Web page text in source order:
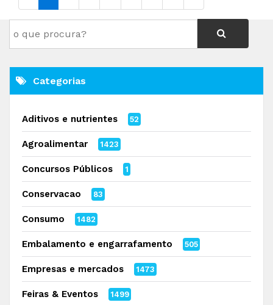
Categorias
Aditivos e nutrientes 52
Agroalimentar 1423
Concursos Públicos 1
Conservacao 83
Consumo 1482
Embalamento e engarrafamento 505
Empresas e mercados 1473
Feiras & Eventos 1499